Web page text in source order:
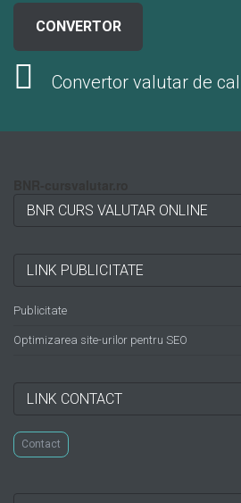
CONVERTOR
Convertor valutar de
BNR CURS VALUTAR ONLINE
LINK PUBLICITATE
Publicitate
Optimizarea site-urilor pentru SEO
LINK CONTACT
Contact